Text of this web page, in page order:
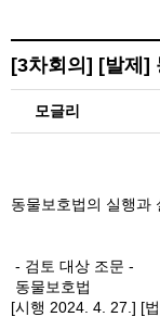
[3차회의] [발제]
모글리
동물보호법의 실행과
- 검토 대상 조문 -
동물보호법
[시행 2024. 4. 27.] [